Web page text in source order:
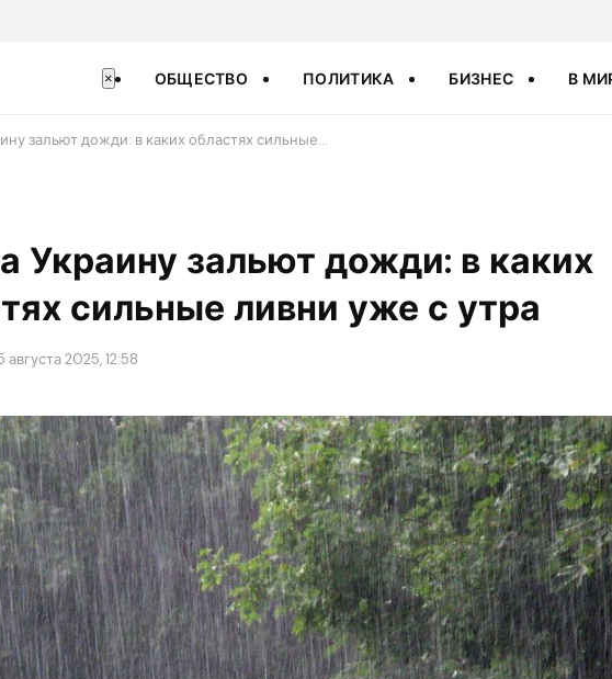
× ОБЩЕСТВО ПОЛИТИКА БИЗНЕС В
зальют дожди: в каких областях сильные…
Украину зальют дожди: в каких
сильные ливни уже с утра
августа 2025, 12:58